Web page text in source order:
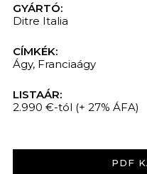
GYÁRTÓ:
Ditre Italia
CÍMKÉK:
Ágy, Franciaágy
LISTAÁR:
2.990 €-tól (+ 27% ÁFA)
PDF